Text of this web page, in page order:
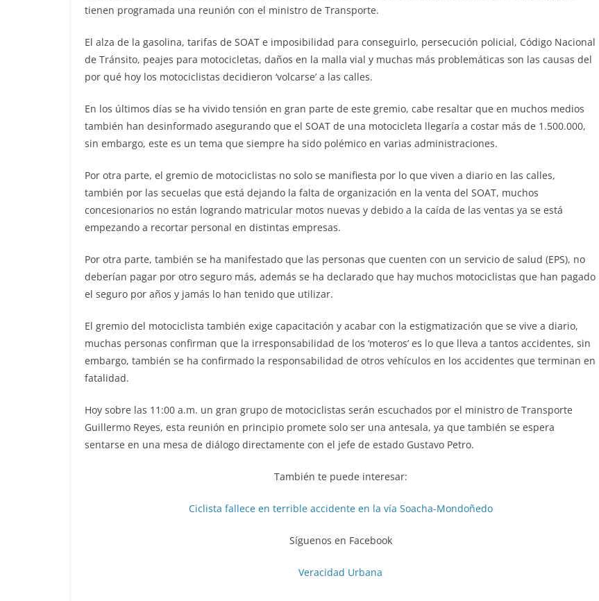
tienen programada una reunión con el ministro de Transporte.
El alza de la gasolina, tarifas de SOAT e imposibilidad para conseguirlo, persecución policial, Código Nacional
de Tránsito, peajes para motocicletas, daños en la malla vial y muchas más problemáticas son las causas del
por qué hoy los motociclistas decidieron ‘volcarse’ a las calles.
En los últimos días se ha vivido tensión en gran parte de este gremio, cabe resaltar que en muchos medios
también han desinformado asegurando que el SOAT de una motocicleta llegaría a costar más de 1.500.000,
sin embargo, este es un tema que siempre ha sido polémico en varias administraciones.
Por otra parte, el gremio de motociclistas no solo se manifiesta por lo que viven a diario en las calles,
también por las secuelas que está dejando la falta de organización en la venta del SOAT, muchos
concesionarios no están logrando matricular motos nuevas y debido a la caída de las ventas ya se está
empezando a recortar personal en distintas empresas.
Por otra parte, también se ha manifestado que las personas que cuenten con un servicio de salud (EPS), no
deberían pagar por otro seguro más, además se ha declarado que hay muchos motociclistas que han pagado
el seguro por años y jamás lo han tenido que utilizar.
El gremio del motociclista también exige capacitación y acabar con la estigmatización que se vive a diario,
muchas personas confirman que la irresponsabilidad de los ‘moteros’ es lo que lleva a tantos accidentes, sin
embargo, también se ha confirmado la responsabilidad de otros vehículos en los accidentes que terminan en
fatalidad.
Hoy sobre las 11:00 a.m. un gran grupo de motociclistas serán escuchados por el ministro de Transporte
Guillermo Reyes, esta reunión en principio promete solo ser una antesala, ya que también se espera
sentarse en una mesa de diálogo directamente con el jefe de estado Gustavo Petro.
También te puede interesar:
Ciclista fallece en terrible accidente en la vía Soacha-Mondoñedo
Síguenos en Facebook
Veracidad Urbana